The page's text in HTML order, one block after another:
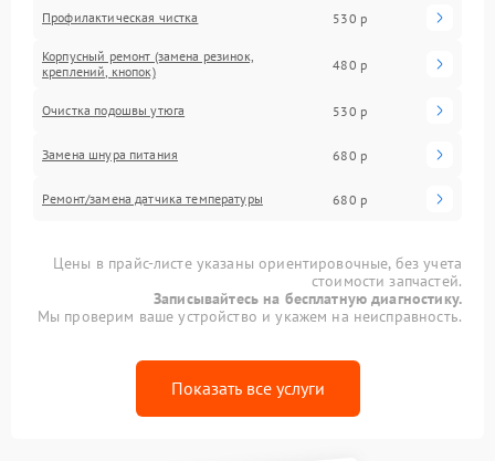
Профилактическая чистка 530 р
Корпусный ремонт (замена резинок,
креплений, кнопок)
480 р
Очистка подошвы утюга 530 р
Замена шнура питания 680 р
Ремонт/замена датчика температуры 680 р
Цены в прайс-листе указаны ориентировочные, без учета
стоимости запчастей.
Записывайтесь на бесплатную диагностику.
Мы проверим ваше устройство и укажем на неисправность.
Показать все услуги